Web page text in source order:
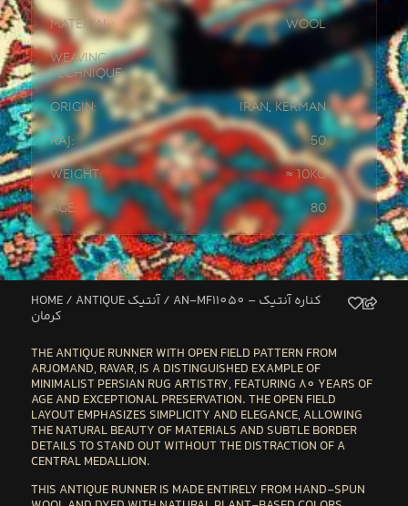
Material: Wool
Weaving
Technique:
Origin: Iran, Kerman
Raj: 50
Weight: ≈ 10kg
Age: 80
HOME/ ANTIQUE آنتیک/ AN-MF11050 – کناره آنتیک
کرمان
THEANTIQUE RUNNER WITH OPEN FIELD PATTERN FROM
ARJOMAND, RAVAR, IS A DISTINGUISHED EXAMPLE OF
MINIMALIST PERSIAN RUG ARTISTRY, FEATURING 80 YEARS OF
AGEAND EXCEPTIONAL PRESERVATION. THE OPEN FIELD
LAYOUT EMPHASIZES SIMPLICITY AND ELEGANCE, ALLOWING
THE NATURAL BEAUTY OF MATERIALS AND SUBTLE BORDER
DETAILS TO STAND OUT WITHOUT THE DISTRACTION OF A
CENTRAL MEDALLION.
THIS ANTIQUE RUNNER IS MADE ENTIRELY FROM HAND-SPUN